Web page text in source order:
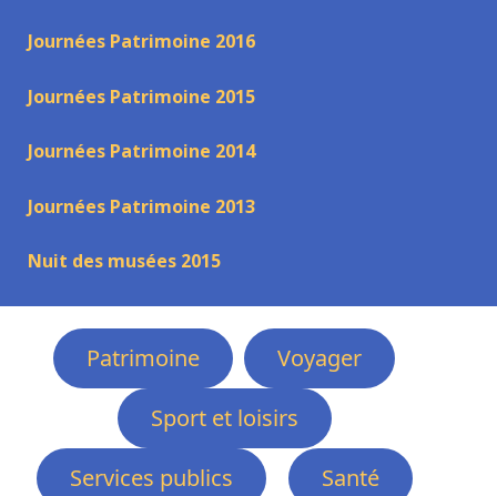
Journées Patrimoine 2016
Journées Patrimoine 2015
Journées Patrimoine 2014
Journées Patrimoine 2013
Nuit des musées 2015
Patrimoine
Voyager
Sport et loisirs
Services publics
Santé